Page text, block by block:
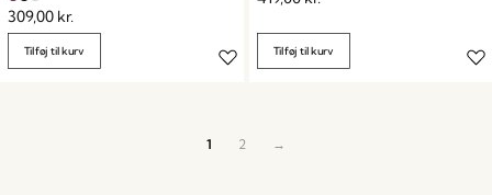
309,00 kr.
Tilføj til kurv Tilføj til kurv
1 2 →